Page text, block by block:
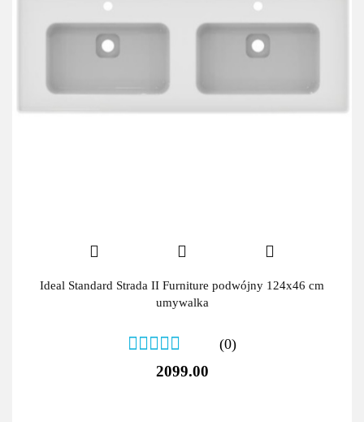
Ideal Standard Strada II Furniture podwójny 124x46 cm
umywalka
(0)
2099.00